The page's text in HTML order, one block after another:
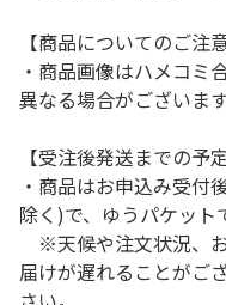
【商品についてのご注意
・商品画像はハメコミ
異なる場合がございます
【受注後発送までの予
・商品はお申込み受付
除く)で、ゆうパケット
※天候や注文状況、
届けが遅れることがご